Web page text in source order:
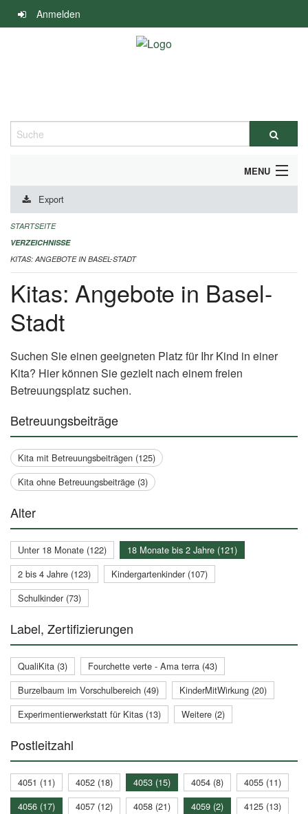
Navigation
überspringen
Anmelden
Suche
MENU
ALLGEMEINE INFORMATIONEN
IMPRESSUM
Export
STARTSEITE
VERZEICHNISSE
KITAS: ANGEBOTE IN BASEL-STADT
Kitas: Angebote in Basel-
Stadt
Suchen Sie einen geeigneten Platz für Ihr Kind in einer
Kita? Hier können Sie gezielt nach einem freien
Betreuungsplatz suchen.
Betreuungsbeiträge
Kita mit Betreuungsbeiträgen (125)
Kita ohne Betreuungsbeiträge (3)
Alter
Unter 18 Monate (122)
18 Monate bis 2 Jahre (121)
2 bis 4 Jahre (123)
Kindergartenkinder (107)
Schulkinder (73)
Label, Zertifizierungen
QualiKita (3)
Fourchette verte - Ama terra (43)
Burzelbaum im Vorschulbereich (49)
KinderMitWirkung (20)
Experimentierwerkstatt für Kitas (13)
Weitere (2)
Postleitzahl
4051 (11) 4052 (18) 4053 (15) 4054 (8)
4055 (11)
4056 (17)
4057 (12) 4058 (21) 4059 (2) 4125 (13)